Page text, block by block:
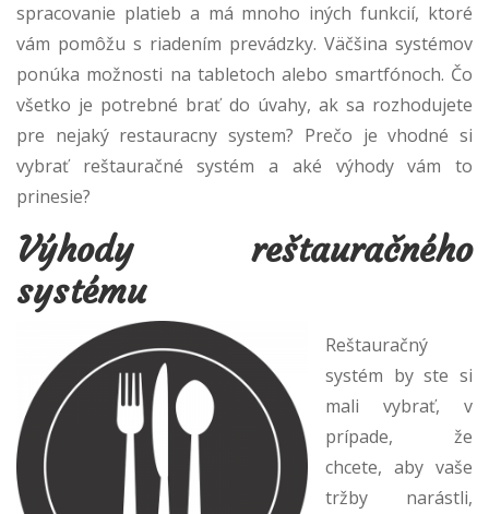
spracovanie platieb a má mnoho iných funkcií, ktoré
vám pomôžu s riadením prevádzky. Väčšina systémov
ponúka možnosti na tabletoch alebo smartfónoch. Čo
všetko je potrebné brať do úvahy, ak sa rozhodujete
pre nejaký restauracny system? Prečo je vhodné si
vybrať reštauračné systém a aké výhody vám to
prinesie?
Výhody reštauračného
systému
Reštauračný
systém by ste si
mali vybrať, v
prípade, že
chcete, aby vaše
tržby narástli,